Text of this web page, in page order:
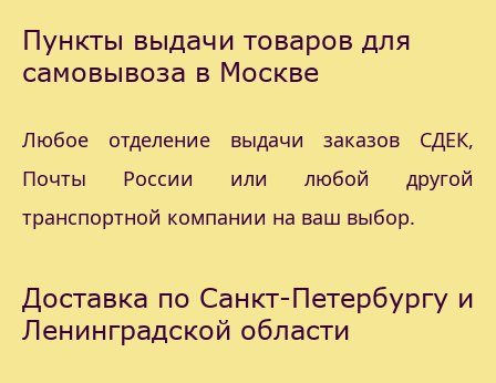
Пункты выдачи товаров для
самовывоза в Москве
Любое отделение выдачи заказов СДЕК,
Почты России или любой другой
транспортной компании на ваш выбор.
Доставка по Санкт-Петербургу и
Ленинградской области